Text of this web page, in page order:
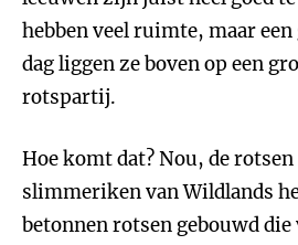
hebben veel ruimte, maar een
dag liggen ze boven op een
rotspartij.
Hoe komt dat? Nou, de
slimmeriken van Wildlands
betonnen rotsen gebouwd